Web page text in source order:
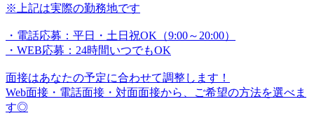
※上記は実際の勤務地です
・電話応募：平日・土日祝OK（9:00～20:00）
・WEB応募：24時間いつでもOK
面接はあなたの予定に合わせて調整します！
Web面接・電話面接・対面面接から、ご希望の方法を選べま
す◎